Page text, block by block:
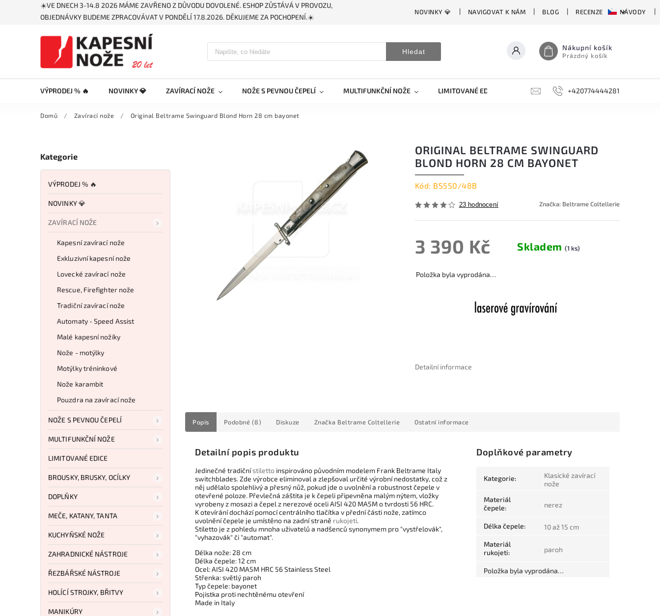
☀️VE DNECH 3-14.8 2026 MÁME ZAVŘENO Z DŮVODU DOVOLENÉ. ESHOP ZŮSTÁVÁ V PROVOZU,
OBJEDNÁVKY BUDEME ZPRACOVÁVAT V PONDĚLÍ 17.8.2026. DĚKUJEME ZA POCHOPENÍ.☀️
NOVINKY 💎 NAVIGOVAT K NÁM BLOG RECENZE NÁVODY
Hledat Nákupní košík
Prázdný košík
VÝPRODEJ % 🔥 NOVINKY 💎 ZAVÍRACÍ NOŽE NOŽE S PEVNOU ČEPELÍ MULTIFUNKČNÍ NOŽE LIMITOVANÉ EDICE BROUSKY, BRUSKY, OCÍLKY
+420774444281
Domů / Zavírací nože / Original Beltrame Swinguard Blond Horn 28 cm bayonet
Kategorie
VÝPRODEJ % 🔥
NOVINKY 💎
ZAVÍRACÍ NOŽE
Kapesní zavírací nože
Exkluzivní kapesní nože
Lovecké zavírací nože
Rescue, Firefighter nože
Tradiční zavírací nože
Automaty - Speed Assist
Malé kapesní nožíky
Nože - motýlky
Motýlky tréninkové
Nože karambit
Pouzdra na zavírací nože
NOŽE S PEVNOU ČEPELÍ
MULTIFUNKČNÍ NOŽE
LIMITOVANÉ EDICE
BROUSKY, BRUSKY, OCÍLKY
DOPLŇKY
MEČE, KATANY, TANTA
KUCHYŇSKÉ NOŽE
ZAHRADNICKÉ NÁSTROJE
ŘEZBÁŘSKÉ NÁSTROJE
HOLÍCÍ STROJKY, BŘITVY
MANIKÚRY
ORIGINAL BELTRAME SWINGUARD
BLOND HORN 28 CM BAYONET
Kód: BS550/48B
23 hodnocení Značka: Beltrame Coltellerie
3 390 Kč Skladem(1 ks)
Položka byla vyprodána…
Detailní informace
Popis Podobné (8) Diskuze Značka Beltrame Coltellerie Ostatní informace
Detailní popis produktu
Jedinečné tradičnístiletto inspirováno původním modelem Frank Beltrame Italy
switchblades. Zde výrobce eliminoval a zlepšoval určité výrobní nedostatky, což z
něj udělalo spolehlivý a přesný nůž, pokud jde o uvolnění a robustnost čepele v
otevřené poloze. Převlečná záštita je k čepeli připevněna malým nýtem, vložky
vyrobeny z mosazi a čepel z nerezové oceli AISI 420 MA5M o tvrdosti 56 HRC.
K otevírání dochází pomocí centrálního tlačítka v přední části nože, zatímco
uvolnění čepele je umístěno na zadní straně rukojeti.
Stiletto je z pohledu mnoha uživatelů a nadšenců synonymem pro "vystřelovák",
"vyhazovák" či "automat".
Délka nože: 28 cm
Délka čepele: 12 cm
Ocel: AISI 420 MA5M HRC 56 Stainless Steel
Střenka: světlý paroh
Typ čepele: bayonet
Pojistka proti nechtěnému otevření
Made in Italy
Doplňkové parametry
Kategorie:
Klasické zavírací
nože
Materiál
čepele: nerez
Délka čepele: 10 až 15 cm
Materiál
rukojeti: paroh
Položka byla vyprodána…